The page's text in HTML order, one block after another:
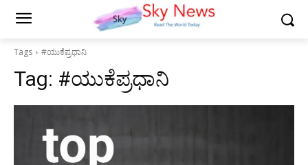
Tags #ಯುಕೆಪ್ರಧಾನಿ
Tag: #ಯುಕೆಪ್ರಧಾನಿ